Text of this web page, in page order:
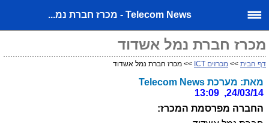
Telecom News - מכרז חברת נמ...
מכרז חברת נמל אשדוד
דף הבית >> מכרזים ICT >> מכרז חברת נמל אשדוד
מאת: מערכת Telecom News
24/03/14, 13:09
החברה מפרסמת המכרז: